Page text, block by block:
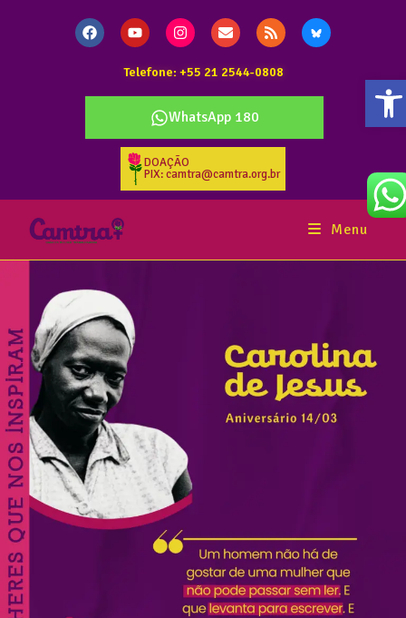
Telefone: +55 21 2544-0808
WhatsApp 180
DOAÇÃO
PIX: camtra@camtra.org.br
Menu